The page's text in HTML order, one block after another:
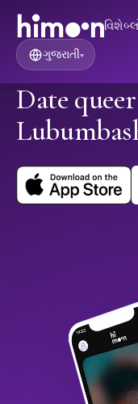
વિશે
ગુજરાતી▾
Date